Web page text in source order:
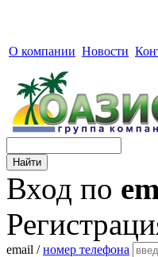
О компании Новости
Вход по
email /номер телефона